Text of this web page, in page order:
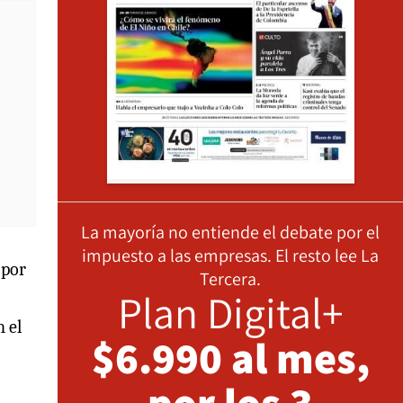
el
La mayoría no entiende el debate por el
impuesto a las empresas. El resto lee La
Tercera.
Plan Digital+
$6.990 al mes,